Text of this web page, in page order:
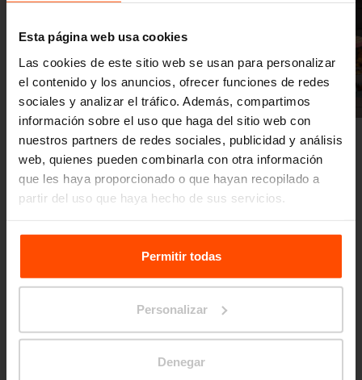
Esta página web usa cookies
Las cookies de este sitio web se usan para personalizar
el contenido y los anuncios, ofrecer funciones de redes
sociales y analizar el tráfico. Además, compartimos
información sobre el uso que haga del sitio web con
nuestros partners de redes sociales, publicidad y análisis
web, quienes pueden combinarla con otra información
que les haya proporcionado o que hayan recopilado a
partir del uso que haya hecho de sus servicios.
Para más información, visitePrinciples Relating to the
Processing Personal Data.Permitir todas
Personalizar
Denegar
Anterior Siguiente
Más novedades
Clerkenwell 2023
Clerkenwell Design Week, Stand DF35, Design